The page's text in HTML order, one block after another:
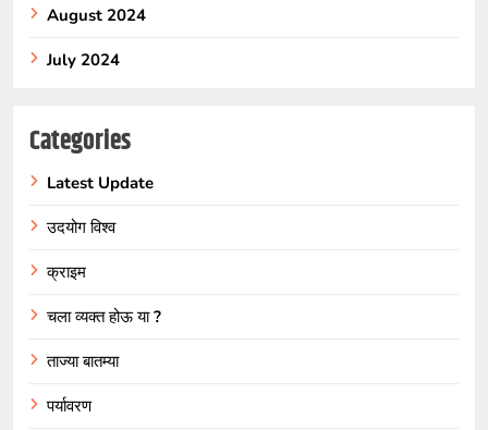
August 2024
July 2024
Categories
Latest Update
उदयोग विश्व
क्राइम
चला व्यक्त होऊ या ?
ताज्या बातम्या
पर्यावरण